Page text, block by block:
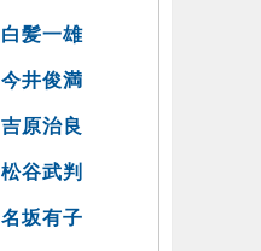
白髪一雄
今井俊満
吉原治良
松谷武判
名坂有子